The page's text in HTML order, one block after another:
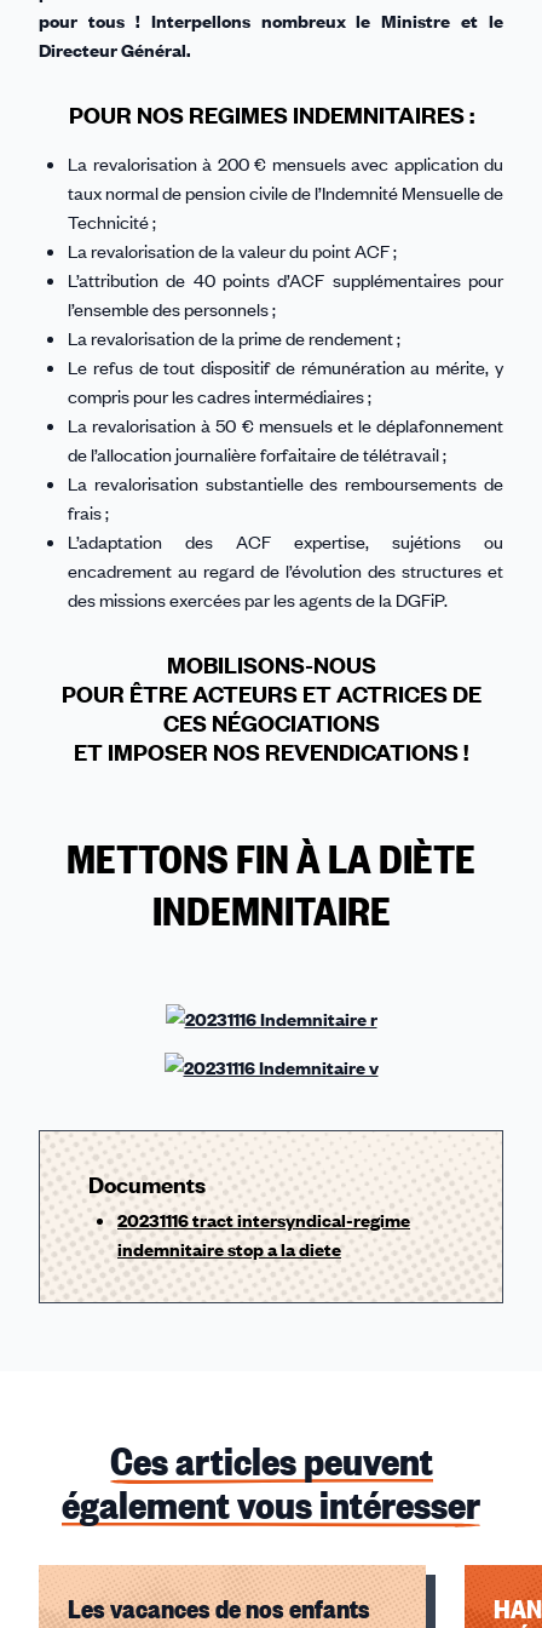
pour tous ! Interpellons nombreux le Ministre et le
Directeur Général.
POUR NOS REGIMES INDEMNITAIRES :
La revalorisation à 200 € mensuels avec application du
taux normal de pension civile de l’Indemnité Mensuelle de
Technicité ;
La revalorisation de la valeur du point ACF ;
L’attribution de 40 points d’ACF supplémentaires pour
l’ensemble des personnels ;
La revalorisation de la prime de rendement ;
Le refus de tout dispositif de rémunération au mérite, y
compris pour les cadres intermédiaires ;
La revalorisation à 50 € mensuels et le déplafonnement
de l’allocation journalière forfaitaire de télétravail ;
La revalorisation substantielle des remboursements de
frais ;
L’adaptation des ACF expertise, sujétions ou
encadrement au regard de l’évolution des structures et
des missions exercées par les agents de la DGFiP.
MOBILISONS-NOUS
POUR ÊTRE ACTEURS ET ACTRICES DE
CES NÉGOCIATIONS
ET IMPOSER NOS REVENDICATIONS !
METTONS FIN À LA DIÈTE
INDEMNITAIRE
Documents
20231116 tract intersyndical-regime
indemnitaire stop a la diete
Ces articles peuvent
également vous intéresser
Les vacances de nos enfants